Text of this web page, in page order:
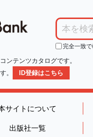
完全一致
ンテンツカタログです。
。
ID登録はこちら
サイトについて
出版社一覧